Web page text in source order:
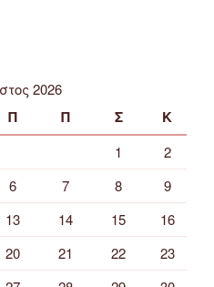
2026
Π Π Σ Κ
1
2
6 7 8
9
13 14 15
16
20 21 22
23